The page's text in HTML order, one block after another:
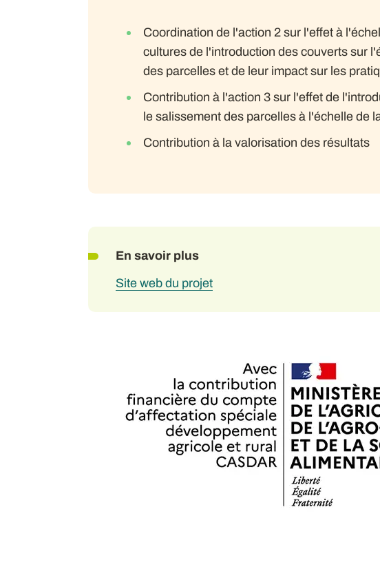
Coordination de l'action 2 sur l'effet à
cultures de l'introduction des couverts sur
des parcelles et de leur impact sur les
Contribution à l'action 3 sur l'effet de
le salissement des parcelles à l'échelle de
Contribution à la valorisation des résultats
En savoir plus
Site web du projet